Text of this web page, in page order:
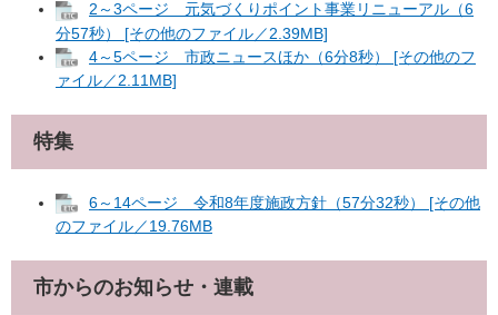
2～3ページ 元気づくりポイント事業リニューアル（6
分57秒） [その他のファイル／2.39MB]
4～5ページ 市政ニュースほか（6分8秒） [その他のフ
ァイル／2.11MB]
特集
6～14ページ 令和8年度施政方針（57分32秒） [その他
のファイル／19.76MB
市からのお知らせ・連載